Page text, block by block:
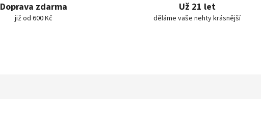
Doprava zdarma
již od 600 Kč
Už 21 let
děláme vaše nehty krásnější